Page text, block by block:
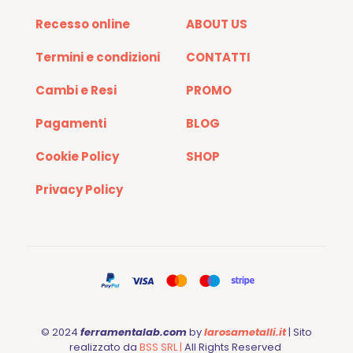
Recesso online
Termini e condizioni
Cambi e Resi
Pagamenti
Cookie Policy
Privacy Policy
ABOUT US
CONTATTI
PROMO
BLOG
SHOP
© 2024 ferramentalab.combylarosametalli.it| Sito
realizzato da BSS SRL | All Rights Reserved